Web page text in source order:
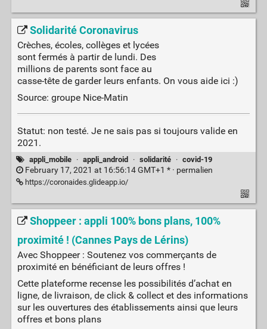
Solidarité Coronavirus
Crèches, écoles, collèges et lycées
sont fermés à partir de lundi. Des
millions de parents sont face au
casse-tête de garder leurs enfants. On vous aide ici :)
Source: groupe Nice-Matin
Statut: non testé. Je ne sais pas si toujours valide en
2021.
appli_mobile · appli_android · solidarité · covid-19
February 17, 2021 at 16:56:14 GMT+1 * · permalien
https://coronaides.glideapp.io/
Shoppeer : appli 100% bons plans, 100%
proximité ! (Cannes Pays de Lérins)
Avec Shoppeer : Soutenez vos commerçants de
proximité en bénéficiant de leurs offres !
Cette plateforme recense les possibilités d’achat en
ligne, de livraison, de click & collect et des informations
sur les ouvertures des établissements ainsi que leurs
offres et bons plans